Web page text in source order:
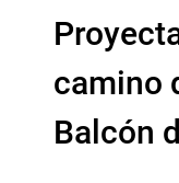
camino
Balcón